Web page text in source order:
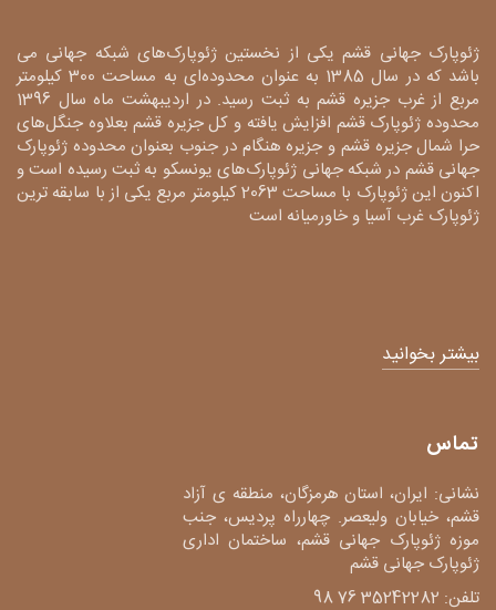
ژئوپارک جهانی قشم یکی از نخستین ژئوپارک‌های شبکه جهانی می
باشد که در سال 1385 به عنوان محدوده‌ای به مساحت 300 کیلومتر
مربع از غرب جزیره قشم به ثبت رسید. در اردیبهشت ماه سال 1396
محدوده ژئوپارک قشم افزایش یافته و کل جزیره قشم بعلاوه جنگل‌های
حرا شمال جزیره قشم و جزیره هنگام در جنوب بعنوان محدوده ژئوپارک
جهانی قشم در شبکه جهانی ژئوپارک‌های یونسکو به ثبت رسیده است و
اکنون این ژئوپارک با مساحت 2063 کیلومتر مربع یکی از با سابقه ترین
ژئوپارک غرب آسیا و خاورمیانه است
بیشتر بخوانید
تماس
نشانی: ایران، استان هرمزگان، منطقه ی آزاد
قشم، خیابان ولیعصر. چهارراه پردیس، جنب
موزه ژئوپارک جهانی قشم، ساختمان اداری
ژئوپارک جهانی قشم
تلفن: 35242282 76 98